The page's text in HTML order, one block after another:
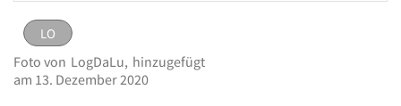
Logo BBBank eG
LO
eingestellt von
Bild melden
LO
Foto von LogDaLu, hinzugefügt
am 13. Dezember 2020